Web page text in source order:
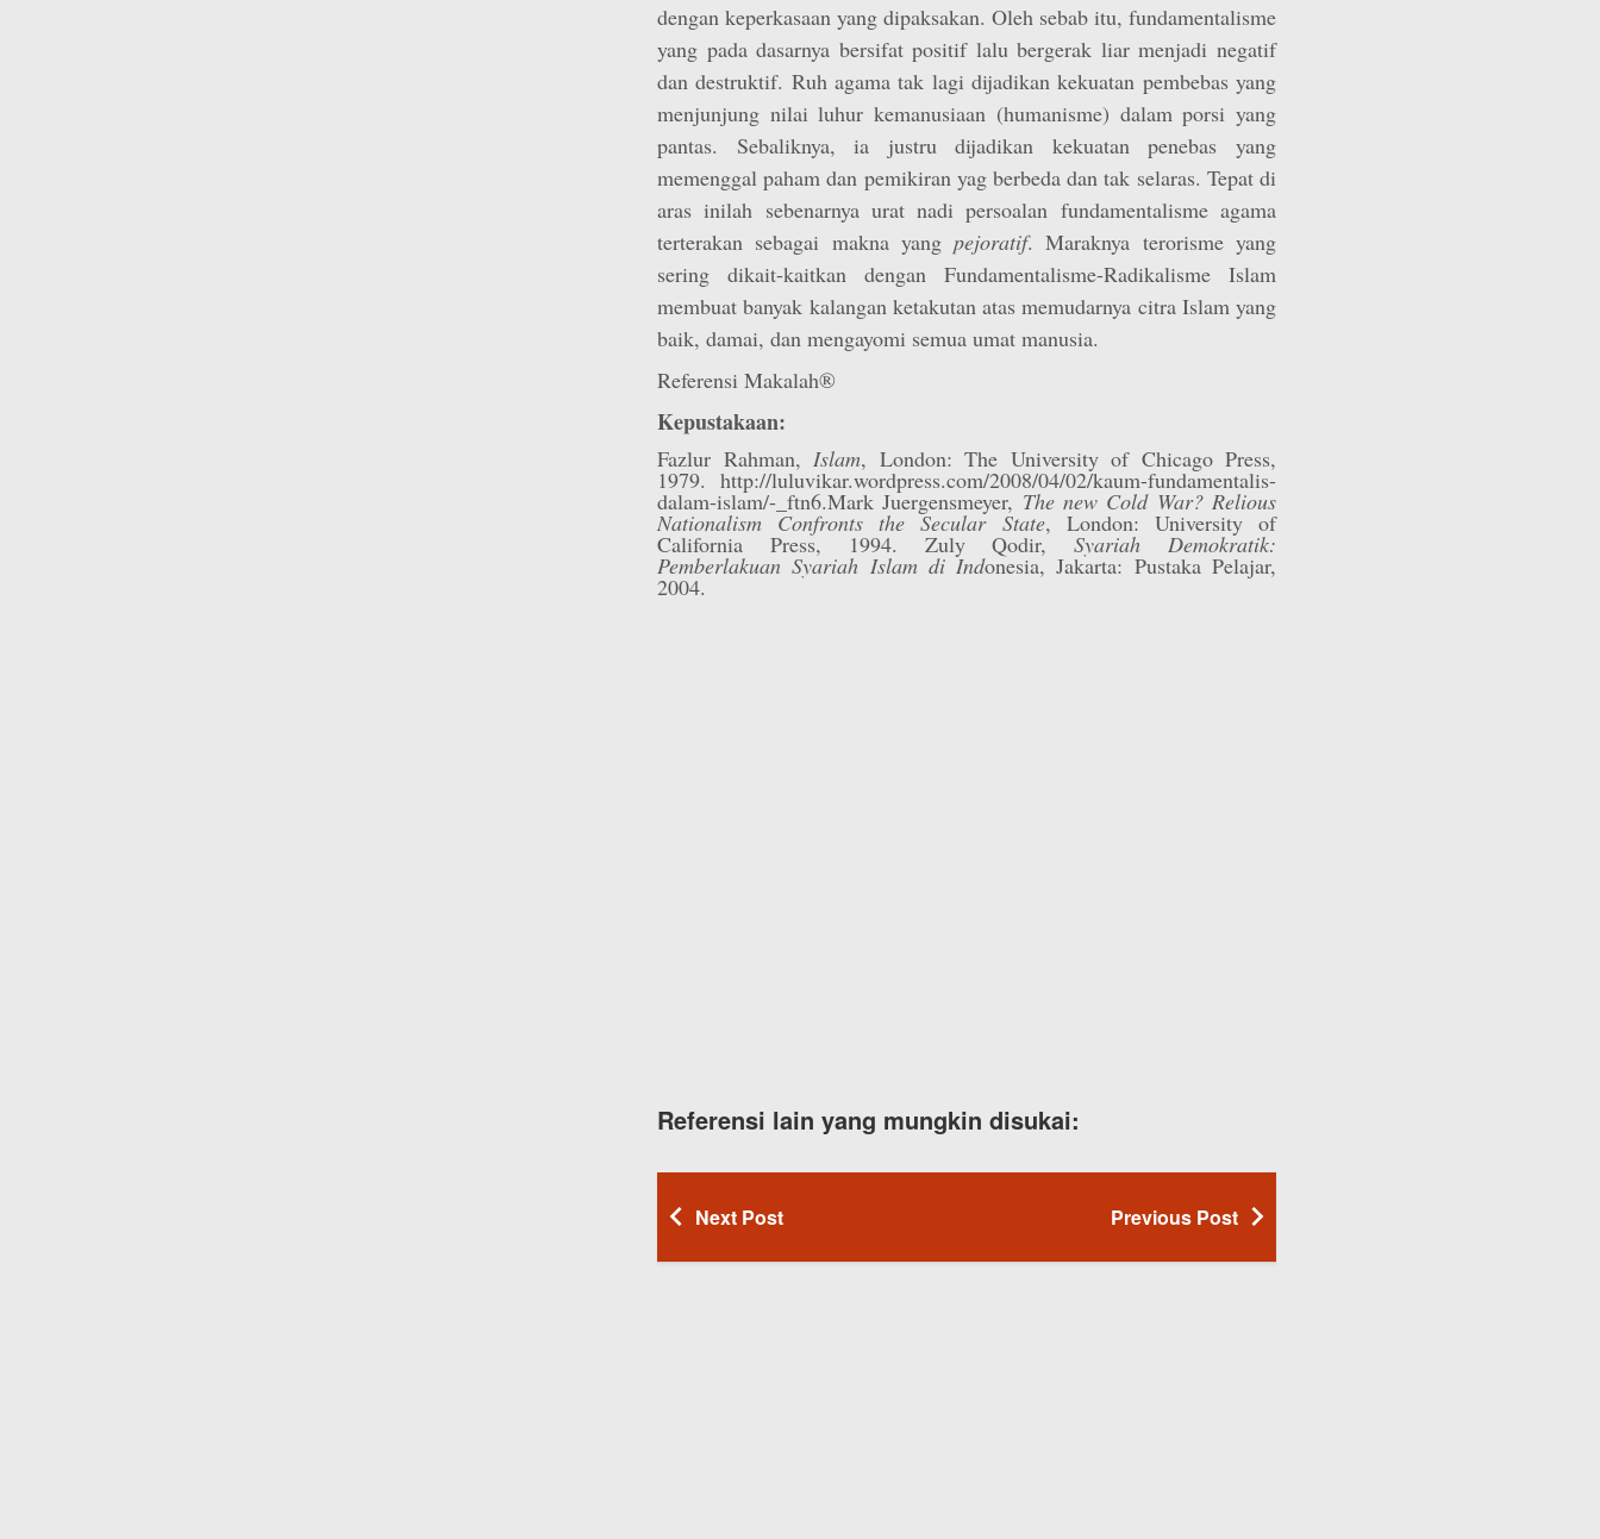
dengan keperkasaan yang dipaksakan. Oleh sebab itu, fundamentalisme
yang pada dasarnya bersifat positif lalu bergerak liar menjadi negatif
dan destruktif. Ruh agama tak lagi dijadikan kekuatan pembebas yang
menjunjung nilai luhur kemanusiaan (humanisme) dalam porsi yang
pantas. Sebaliknya, ia justru dijadikan kekuatan penebas yang
memenggal paham dan pemikiran yag berbeda dan tak selaras. Tepat di
aras inilah sebenarnya urat nadi persoalan fundamentalisme agama
terterakan sebagai makna yangpejoratif. Maraknya terorisme yang
sering dikait-kaitkan dengan Fundamentalisme-Radikalisme Islam
membuat banyak kalangan ketakutan atas memudarnya citra Islam yang
baik, damai, dan mengayomi semua umat manusia.
Referensi Makalah®
Kepustakaan:
Fazlur Rahman, Islam, London: The University of Chicago Press,
1979. http://luluvikar.wordpress.com/2008/04/02/kaum-fundamentalis-
dalam-islam/-_ftn6.Mark Juergensmeyer, The new Cold War? Relious
Nationalism Confronts the Secular State, London: University of
California Press, 1994. Zuly Qodir,Syariah Demokratik:
Pemberlakuan Syariah Islam di Indonesia, Jakarta: Pustaka Pelajar,
2004.
Referensi lain yang mungkin disukai:
Next Post Previous Post